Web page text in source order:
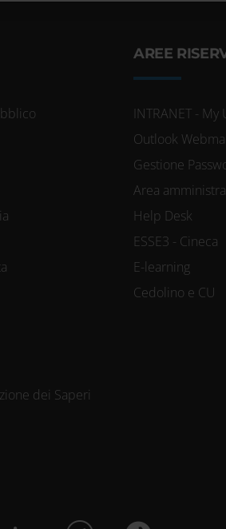
dei Saperi
AREE
INTRANET - My
Outlook
Gestione
Area
Help Desk
ESSE3 - Cineca
E-learning
Cedolino e CU